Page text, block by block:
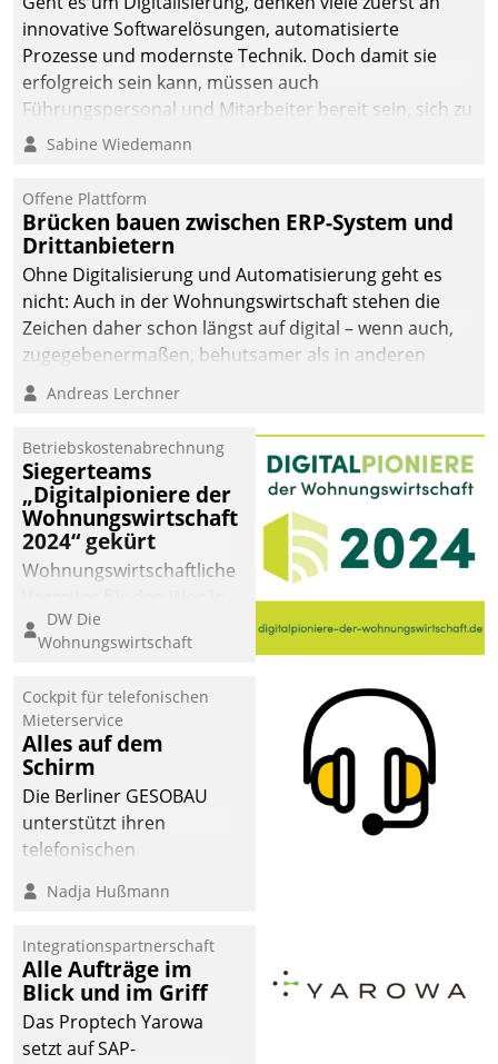
getan. Die Digitalisierung erfordert von Unternehmen
die Bereitschaft, sich zu überprüfen, zu hinterfragen
und zu verändern.
innovative Softwarelösungen, automatisierte
Prozesse und modernste Technik. Doch damit sie
erfolgreich sein kann, müssen auch
Führungspersonal und Mitarbeiter bereit sein, sich zu
verändern und anzupassen, sonst werden sie an ihr
Sabine Wiedemann
Offene Plattform
Brücken bauen zwischen ERP-System und
Drittanbietern
Ohne Digitalisierung und Automatisierung geht es
nicht: Auch in der Wohnungswirtschaft stehen die
Zeichen daher schon längst auf digital – wenn auch,
zugegebenermaßen, behutsamer als in anderen
Branchen.
Andreas Lerchner
Betriebskostenabrechnung
Siegerteams
„Digitalpioniere der
Wohnungswirtschaft
2024“ gekürt
Wohnungswirtschaftliche
eine digitale Zukunft zu
finden, ist das Ziel des
der
Wohnungswirtschaft“.
Bewerben können sich
dafür ein Team
bestehend aus
Wohnungsunternehmen
und PropTech.
DW Die
Wohnungswirtschaft
Cockpit für telefonischen
Mieterservice
Alles auf dem
Schirm
Die Berliner GESOBAU
unterstützt ihren
telefonischen
digitalen Cockpit, das
passende Fragen und
Schlagworte auswirft.
Eine intuitive
Dialogführung ermöglicht
Nadja Hußmann
Integrationspartnerschaft
Alle Aufträge im
Blick und im Griff
Das Proptech Yarowa
setzt auf SAP-